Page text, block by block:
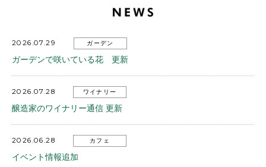
2026.07.29 ガーデン
ガーデンで咲いている花 更新
2026.07.28 ワイナリー
醸造家のワイナリー通信 更新
2026.06.28 カフェ
イベント情報追加